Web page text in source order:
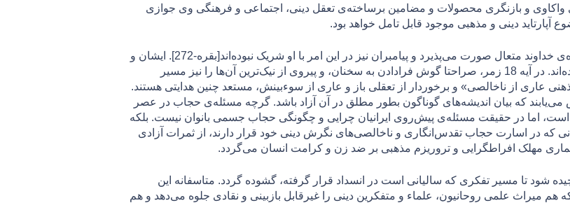
واكاوی و بازنگری محصولات و مضامین برساخته‌ی تعقل دینی، اجتماعی و فرهنگی وی جوازی
دینی و مذهبی موجود قابل تامل خواهد بود.
بنابر تصریحات مکرر قرآن، امر هدایت مستقیما به اراده‌ی خداوند متعال صورت می‌پذیرد و پیامبران نیز در این امر با او شریک نبوده‌اند[بقره-272]. ایشان و
کتب الهی همگی اسبابی برای تحقق امر هدایت الهی بوده‌اند‌‌. در آیه 18 زمر، صراحتا گوش فرادادن به سخنان، و پیروی از نیک‌ترین آن‌ها را نیز مسیر
عاری از ناخالصی» و برخوردار از تعقلی باز و عاری از سوءبینش، مستعد چنین هدایتی هستند.
می‌يابند كه بيان انديشه‌های گوناگون بطور مطلق در آن آزاد باشد. گرچه مسئله‌ی حجاب در عصر
است، اما در حقیقت مسئله‌ی پیش‌روی ایرانیان چرایی و چگونگی حجاب جسمی بانوان نیست. بلکه
که در اسارت حجاب تقدس‌انگاری و ناخالصی‌های نگرش دینی خود قرار دارند، از ثمرات آزادی
مهلک افراطگرایی و تروریزم مذهبی بر ضد زن و كرامت انسان می‌گردد.
شود تا مسیر تفکری که سالیانی است در انسداد قرار گرفته، گشوده گردد. متاسفانه این
میراث علمی روحانیون، علماء و متفکرین دینی را غیرقابل بازبینی و نقادی جلوه می‌دهد و هم